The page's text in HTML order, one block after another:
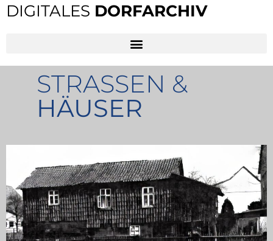
DIGITALES DORFARCHIV
STRASSEN &
HÄUSER